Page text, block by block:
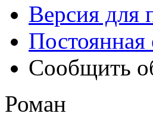
Версия для
Постоянная
Сообщить
Роман